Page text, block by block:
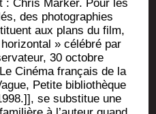
: Chris Mar­ker. Pour les
des pho­to­gra­phies
aux plans du film,
» célé­bré par
30 octobre
Ciné­ma fran­çais de la
Petite biblio­thèque
se sub­sti­tue une